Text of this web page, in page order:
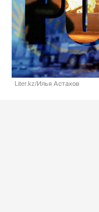
Liter.kz/Илья Астахов